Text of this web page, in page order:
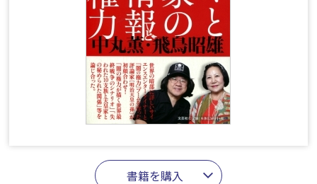
書籍を購入